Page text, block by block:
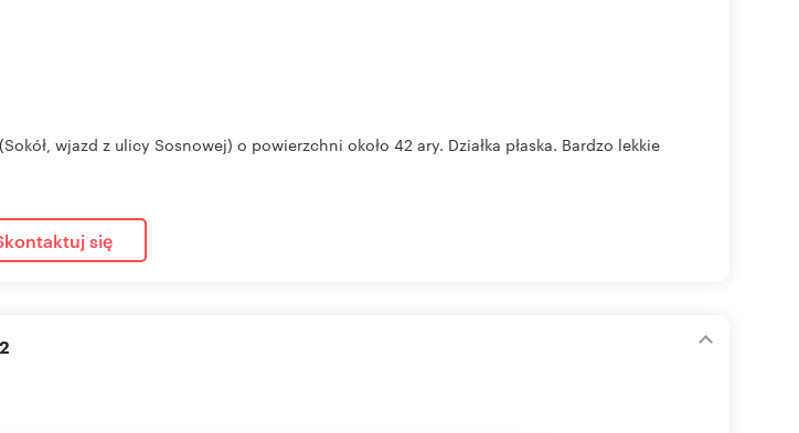
wjazd z ulicy Sosnowej) o powierzchni około 42 ary. Działka płaska. Bardzo lekkie
się